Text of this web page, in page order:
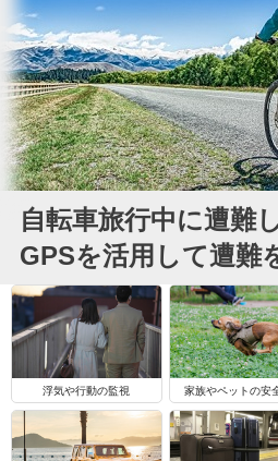
自転車旅行中に遭難
GPSを活用して遭難
浮気や行動の監視 家族やペットの安